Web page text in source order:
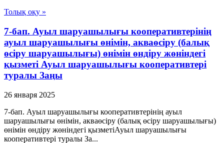
Толық оқу »
7-бап. Ауыл шаруашылығы кооперативтерінің
ауыл шаруашылығы өнімін, акваөсіру (балық
өсіру шаруашылығы) өнімін өндіру жөніндегі
қызметі Ауыл шаруашылығы кооперативтері
туралы Заңы
26 января 2025
7-бап. Ауыл шаруашылығы кооперативтерінің ауыл
шаруашылығы өнімін, акваөсіру (балық өсіру шаруашылығы)
өнімін өндіру жөніндегі қызметіАуыл шаруашылығы
кооперативтері туралы За...